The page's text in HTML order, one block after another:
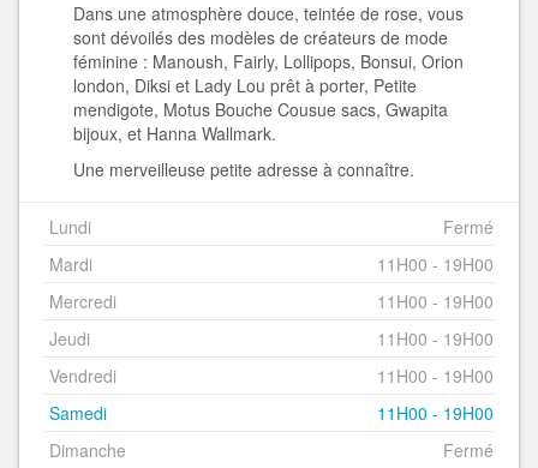
Dans une atmosphère douce, teintée de rose, vous
sont dévoilés des modèles de créateurs de mode
féminine : Manoush, Fairly, Lollipops, Bonsui, Orion
london, Diksi et Lady Lou prêt à porter, Petite
mendigote, Motus Bouche Cousue sacs, Gwapita
bijoux, et Hanna Wallmark.
Une merveilleuse petite adresse à connaître.
Lundi
Fermé
Mardi
11H00 - 19H00
Mercredi
11H00 - 19H00
Jeudi
11H00 - 19H00
Vendredi
11H00 - 19H00
Samedi
11H00 - 19H00
Dimanche
Fermé